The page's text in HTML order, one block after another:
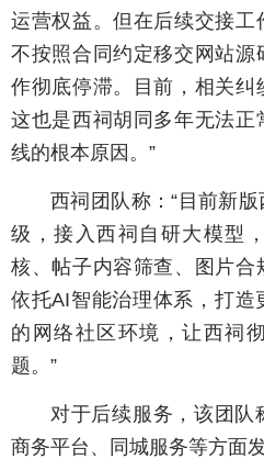
运营权益。但在后续交接工
不按照合同约定移交网站源
作彻底停滞。目前，相关纠
这也是西祠胡同多年无法正
线的根本原因。”
西祠团队称：“目前新
级，接入西祠自研大模型
核、帖子内容筛查、图片合
依托AI智能治理体系，打造
的网络社区环境，让西祠
题。”
对于后续服务，该团队
商务平台、同城服务等方面发